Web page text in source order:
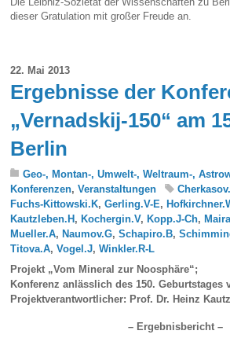
dieser Gratulation mit großer Freude an.
22. Mai 2013
Ergebnisse der
„Vernadskij-150“ am
Berlin
Geo-, Montan-, Umwelt-, Weltraum-,
Konferenzen,Veranstaltungen
Fuchs-Kittowski.K,Gerling.V-E,
Kautzleben.H , Kochergin.V, Kopp.J-Ch,
Mueller.A, Naumov.G,Schapiro.B,
Titova.A,Vogel.J,Winkler.R-L
Projekt „Vom Mineral zur Noosphäre“;
Konferenz anlässlich des 150. Geburtstages
Projektverantwortlicher: Prof. Dr. Heinz
– Ergebnisbericht –